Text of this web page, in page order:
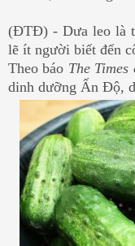
(ĐTĐ) - Dưa leo là
lẽ ít người biết đến
Theo báo The
dinh dưỡng Ấn Độ,